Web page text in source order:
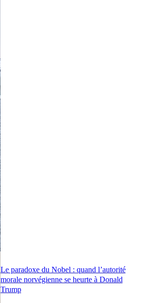
Le paradoxe du Nobel : quand l’autorité
morale norvégienne se heurte à Donald
Trump